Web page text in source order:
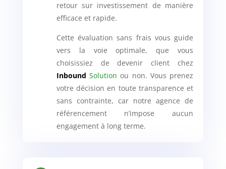
retour sur investissement de manière
efficace et rapide.
Cette évaluation sans frais vous guide
vers la voie optimale, que vous
choisissiez de devenir client chez
Inbound Solution ou non. Vous prenez
votre décision en toute transparence et
sans contrainte, car notre agence de
référencement n’impose aucun
engagement à long terme.